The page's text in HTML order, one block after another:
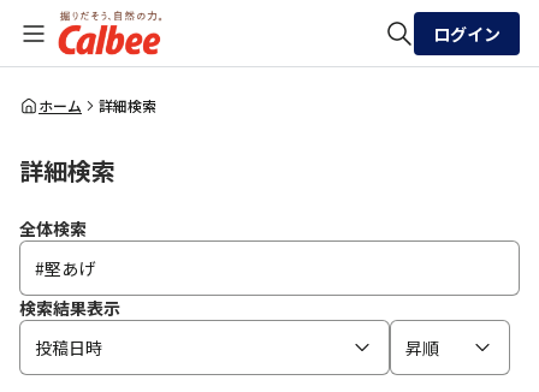
全体検索
ログイン
ホーム 詳細検索
詳細検索
全体検索
検索結果表示
投稿日時
昇順